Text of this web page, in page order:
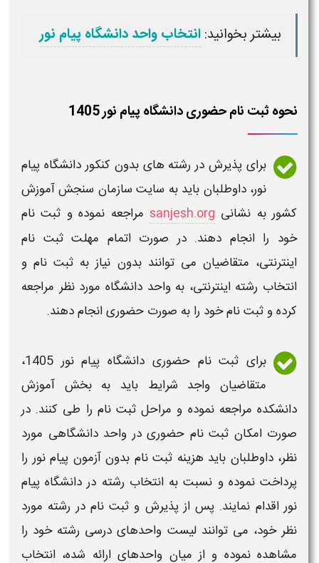
بیشتر بخوانید:انتخاب واحد دانشگاه پیام نور
نحوه ثبت نام حضوری دانشگاه پیام نور 1405
برای پذیرش در رشته های بدون کنکوردانشگاه پیام
نور، داوطلبان باید به سایت سازمان سنجش آموزش
کشور به نشانی sanjesh.org مراجعه نموده و ثبت نام
خود را انجام دهند. در صورت اتمام مهلتثبت نام
اینترنتی، متقاضیان می توانند بدون نیاز به ثبت نامو
انتخاب رشته اینترنتی، به واحددانشگاه مورد نظر مراجعه
کرده وثبت نامخود را به صورت حضوریانجام دهند.
برای ثبت نام حضوری دانشگاه پیام نور 1405
،
متقاضیان واجد شرایط باید به بخش آموزش
دانشکده مراجعه نموده و مراحل ثبت نام را طی کنند. در
صورت امکان ثبت نام حضوری در واحددانشگاهی مورد
نظر، داوطلبان باید هزینه ثبت نام بدون آزمون پیام نوررا
پرداخت نموده و نسبت به انتخاب رشته در دانشگاه پیام
نوراقدام نمایند. پس از پذیرش و ثبت نام در رشته مورد
نظر خود، می توانند لیست واحدهای درسی رشته خود را
مشاهده نموده و از میان واحدهای ارائه شده، انتخاب